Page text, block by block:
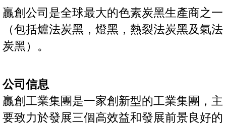
贏創公司是全球最大的色素炭黑生產商之一
（包括爐法炭黑，燈黑，熱裂法炭黑及氣法
炭黑）。
公司信息
贏創工業集團是一家創新型的工業集團，主
要致力於發展三個高效益和發展前景良好的